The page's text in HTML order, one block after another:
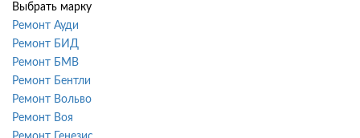
Выбрать марку
Ремонт Ауди
Ремонт БИД
Ремонт БМВ
Ремонт Бентли
Ремонт Вольво
Ремонт Воя